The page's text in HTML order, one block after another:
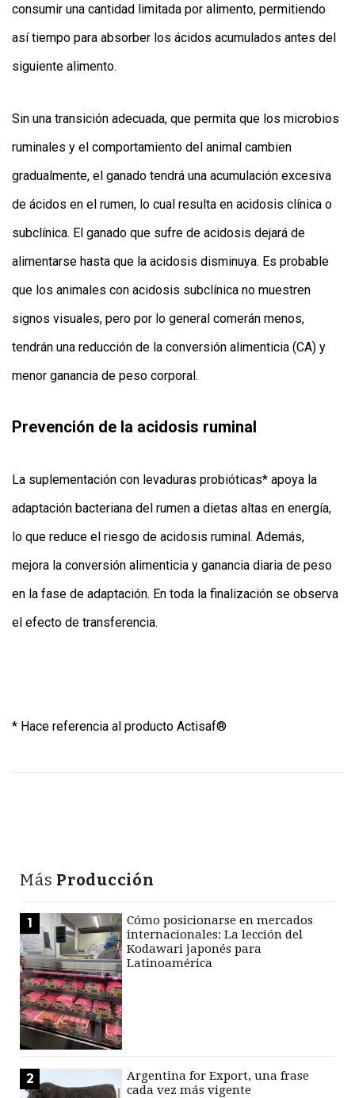
consumir una cantidad limitada por alimento, permitiendo
así tiempo para absorber los ácidos acumulados antes del
siguiente alimento.
Sin una transición adecuada, que permita que los microbios
ruminales y el comportamiento del animal cambien
gradualmente, el ganado tendrá una acumulación excesiva
de ácidos en el rumen, lo cual resulta en acidosis clínica o
subclínica. El ganado que sufre de acidosis dejará de
alimentarse hasta que la acidosis disminuya. Es probable
que los animales con acidosis subclínica no muestren
signos visuales, pero por lo general comerán menos,
tendrán una reducción de la conversión alimenticia (CA) y
menor ganancia de peso corporal.
Prevención de la acidosis ruminal
La suplementación con levaduras probióticas* apoya la
adaptación bacteriana del rumen a dietas altas en energía,
lo que reduce el riesgo de acidosis ruminal. Además,
mejora la conversión alimenticia y ganancia diaria de peso
en la fase de adaptación. En toda la finalización se observa
el efecto de transferencia.
* Hace referencia al producto Actisaf®
Más Producción
1
Cómo posicionarse en mercados
internacionales: La lección del
Kodawari japonés para
Latinoamérica
2
Argentina for Export, una frase
cada vez más vigente